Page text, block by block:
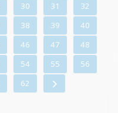
30 31
32
38 39
40
46 47
48
54 55
56
62